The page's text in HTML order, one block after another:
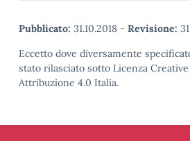
Pubblicato: 31.10.2018 - Revisione:
Eccetto dove diversamente
stato rilasciato sotto Licenza
Attribuzione 4.0 Italia.